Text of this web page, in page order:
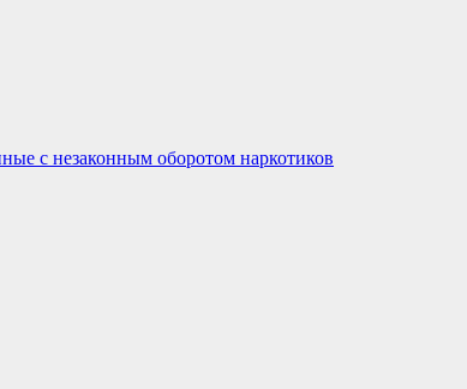
с незаконным оборотом наркотиков